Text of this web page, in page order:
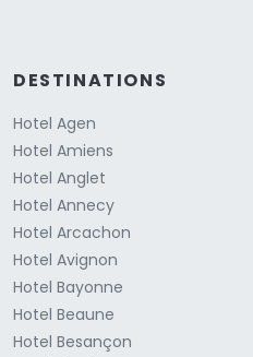
DESTINATIONS
Hotel Agen
Hotel Amiens
Hotel Anglet
Hotel Annecy
Hotel Arcachon
Hotel Avignon
Hotel Bayonne
Hotel Beaune
Hotel Besançon